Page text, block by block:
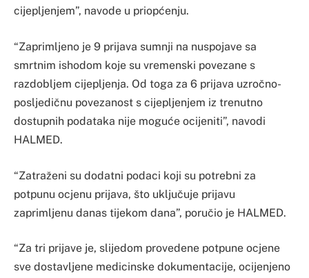
cijepljenjem”, navode u priopćenju.
“Zaprimljeno je 9 prijava sumnji na nuspojave sa
smrtnim ishodom koje su vremenski povezane s
razdobljem cijepljenja. Od toga za 6 prijava uzročno-
posljedičnu povezanost s cijepljenjem iz trenutno
dostupnih podataka nije moguće ocijeniti”, navodi
HALMED.
“Zatraženi su dodatni podaci koji su potrebni za
potpunu ocjenu prijava, što uključuje prijavu
zaprimljenu danas tijekom dana”, poručio je HALMED.
“Za tri prijave je, slijedom provedene potpune ocjene
sve dostavljene medicinske dokumentacije, ocijenjeno